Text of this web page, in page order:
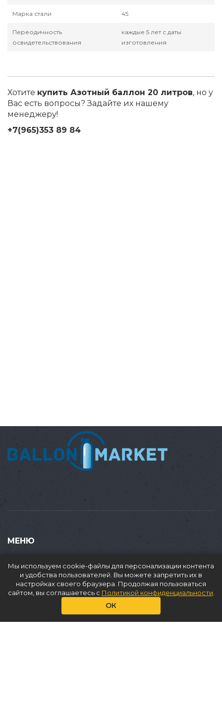
Марка стали 45
Переодичность
освидетельствования
каждые 5 лет с даты
изготовления
Хотите купить Азотный баллон 20 литров, но у
Вас есть вопросы? Задайте их нашему
менеджеру!
+7(965)353 89 84
МЕНЮ
Продать
Доставка
Мы используем cookie-файлы для персонализации контента
и удобства пользователей. Вы можете запретить их в
настройках своего браузера. Продолжая пользоваться
сайтом, вы соглашаетесь с Политикой конфиденциальности
ОК